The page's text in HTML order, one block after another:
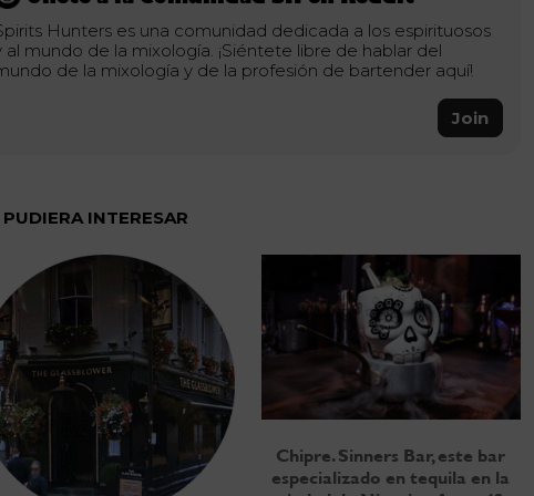
Hunters es una comunidad dedicada a los espirituosos
al mundo de la mixología. ¡Siéntete libre de hablar del
de la mixología y de la profesión de bartender aquí!
Join
INTERESAR
Chipre. Sinners Bar, este bar
especializado en tequila en la